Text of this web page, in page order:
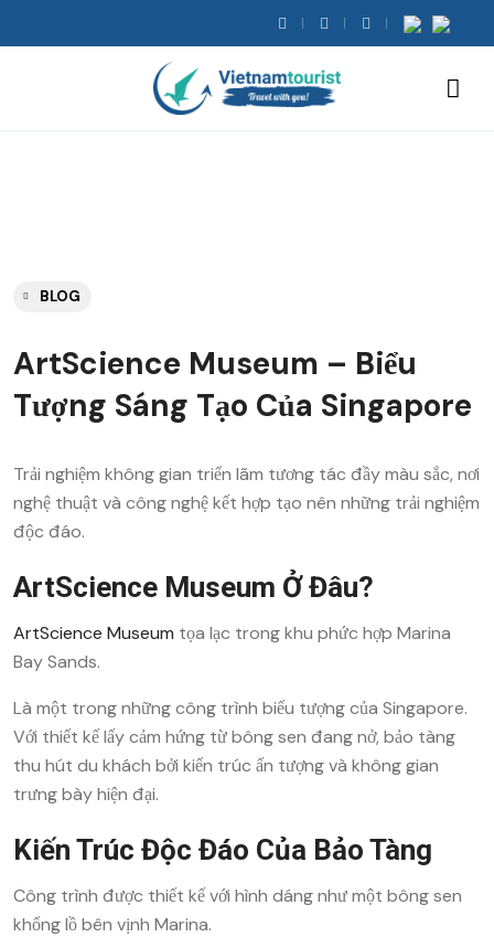
BLOG
ArtScience Museum – Biểu
Tượng Sáng Tạo Của Singapore
Trải nghiệm không gian triển lãm tương tác đầy màu sắc, nơi
nghệ thuật và công nghệ kết hợp tạo nên những trải nghiệm
độc đáo.
ArtScience Museum Ở Đâu?
ArtScience Museum tọa lạc trong khu phức hợp Marina
Bay Sands.
Là một trong những công trình biểu tượng của Singapore.
Với thiết kế lấy cảm hứng từ bông sen đang nở, bảo tàng
thu hút du khách bởi kiến trúc ấn tượng và không gian
trưng bày hiện đại.
Kiến Trúc Độc Đáo Của Bảo Tàng
Công trình được thiết kế với hình dáng như một bông sen
khổng lồ bên vịnh Marina.